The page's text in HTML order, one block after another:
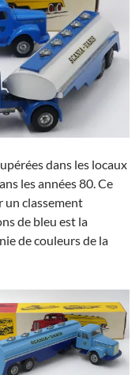
dans les locaux
les années 80. Ce
un classement
de bleu est la
de couleurs de la